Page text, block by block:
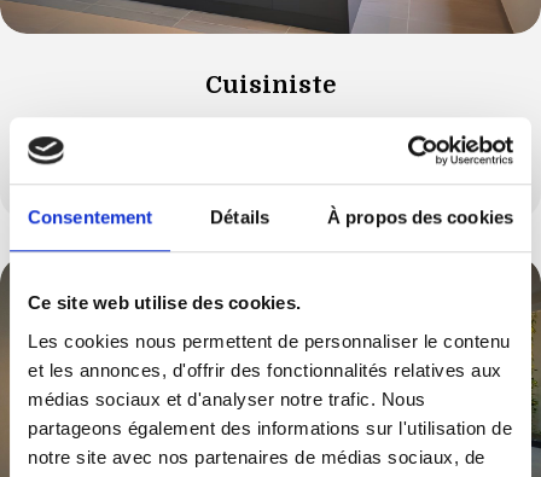
Consentement Détails À propos des cookies
Ce site web utilise des cookies.
Les cookies nous permettent de personnaliser le contenu
et les annonces, d'offrir des fonctionnalités relatives aux
médias sociaux et d'analyser notre trafic. Nous
partageons également des informations sur l'utilisation de
notre site avec nos partenaires de médias sociaux, de
Cuisiniste
Vous souhaitez modifier votre cuisine et l’aménager